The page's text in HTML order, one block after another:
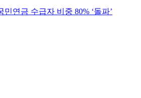
민연금 수급자 비중 80% ‘돌파’